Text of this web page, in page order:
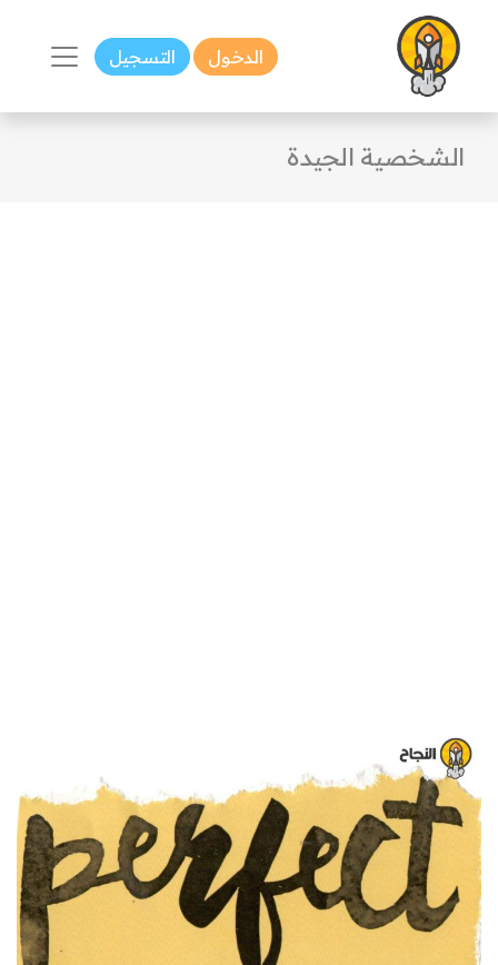
الدخول التسجيل
الشخصية الجيدة